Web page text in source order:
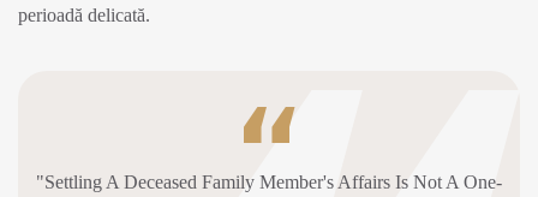
perioadă delicată.
"Settling A Deceased Family Member's Affairs Is Not A One-